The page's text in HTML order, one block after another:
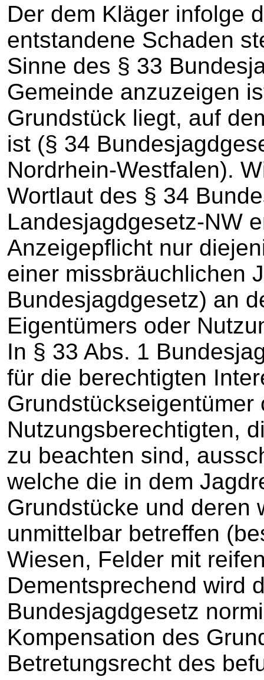
Der dem Kläger infolge
entstandene Schaden
Sinne des § 33
Gemeinde anzuzeigen
Grundstück liegt, auf
ist (§ 34
Nordrhein-Westfalen).
Wortlaut des § 34
Landesjagdgesetz-NW
Anzeigepflicht nur
einer missbräuchlichen
Bundesjagdgesetz) an
Eigentümers oder
In § 33 Abs. 1
für die berechtigten
Grundstückseigentümer
Nutzungsberechtigten,
zu beachten sind,
welche die in dem
Grundstücke und deren
unmittelbar betreffen
Wiesen, Felder mit
Dementsprechend wird
Bundesjagdgesetz
Kompensation des
Betretungsrecht des